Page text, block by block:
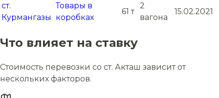
ст.
Курмангазы
Товары в
коробках
61 т
2
вагона
15.02.2021
Что влияет на ставку
Стоимость перевозки со ст. Акташ зависит от
нескольких факторов.